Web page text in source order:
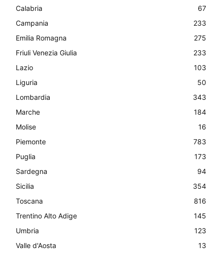
Calabria
67
Campania
233
Emilia Romagna
275
Friuli Venezia Giulia
233
Lazio
103
Liguria
50
Lombardia
343
Marche
184
Molise
16
Piemonte
783
Puglia
173
Sardegna
94
Sicilia
354
Toscana
816
Trentino Alto Adige
145
Umbria
123
Valle d'Aosta
13